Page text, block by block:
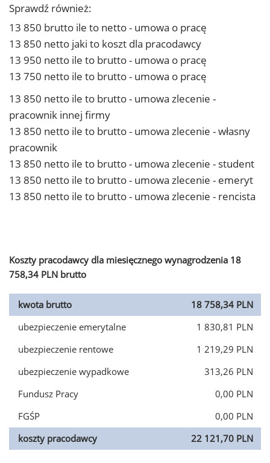
Sprawdź również:
13 850 brutto ile to netto - umowa o pracę
13 850 netto jaki to koszt dla pracodawcy
13 950 netto ile to brutto - umowa o pracę
13 750 netto ile to brutto - umowa o pracę
13 850 netto ile to brutto - umowa zlecenie -
pracownik innej firmy
13 850 netto ile to brutto - umowa zlecenie - własny
pracownik
13 850 netto ile to brutto - umowa zlecenie - student
13 850 netto ile to brutto - umowa zlecenie - emeryt
13 850 netto ile to brutto - umowa zlecenie - rencista
Koszty pracodawcy dla miesięcznego wynagrodzenia 18
758,34 PLN brutto
kwota brutto
18 758,34 PLN
ubezpieczenie emerytalne
1 830,81 PLN
ubezpieczenie rentowe
1 219,29 PLN
ubezpieczenie wypadkowe
313,26 PLN
Fundusz Pracy
0,00 PLN
FGŚP
0,00 PLN
koszty pracodawcy
22 121,70 PLN